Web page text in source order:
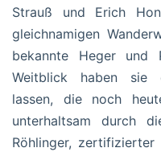
Strauß und Erich
gleichnamigen
bekannte Heger und
Weitblick haben sie
lassen, die noch
unterhaltsam durch
Röhlinger, zertifizierter